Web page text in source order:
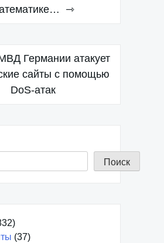
Германии атакует
сайты с помощью
DoS-атак
Поиск
(37)